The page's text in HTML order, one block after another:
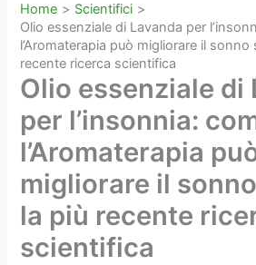
Home
Scientifici
Olio essenziale di Lavanda per
l’Aromaterapia può migliorare il
recente ricerca scientifica
Olio essenziale di
per l’insonnia:
l’Aromaterapia
migliorare il
la più recente
scientifica